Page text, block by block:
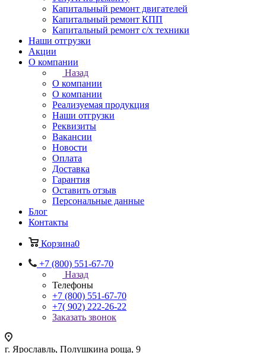
Капитальный ремонт двигателей
Капитальный ремонт КПП
Капитальный ремонт с/х техники
Наши отгрузки
Акции
О компании
Назад
О компании
О компании
Реализуемая продукция
Наши отгрузки
Реквизиты
Вакансии
Новости
Оплата
Доставка
Гарантия
Оставить отзыв
Персональные данные
Блог
Контакты
Корзина0
+7 (800) 551-67-70
Назад
Телефоны
+7 (800) 551-67-70
+7( 902) 222-26-22
Заказать звонок
г. Ярославль, Полушкина роща, 9